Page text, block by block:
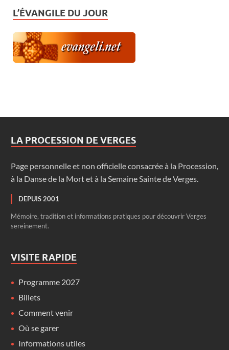
L’ÉVANGILE DU JOUR
LA PROCESSION DE VERGES
Page personnelle et non officielle consacrée à la Procession,
à la Danse de la Mort et à la Semaine Sainte de Verges.
DEPUIS 2001
Mémoire, tradition et informations pratiques pour découvrir Verges
sereinement.
VISITE RAPIDE
Programme 2027
Billets
Comment venir
Où se garer
Informations utiles